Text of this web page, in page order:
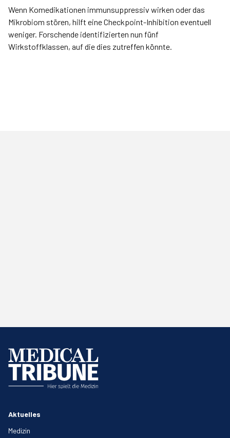
Wenn Komedikationen immunsuppressiv wirken oder das
Mikrobiom stören, hilft eine Checkpoint-­Inhibition eventuell
weniger. Forschende identifizierten nun fünf
Wirkstoffklassen, auf die dies zutreffen könnte.
Aktuelles
Medizin